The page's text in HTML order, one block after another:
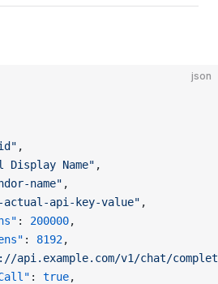
json
,
Display Name" ,
name" ,
actual-api-key-value" ,
: 200000,
: 8192,
api.example.com/v1/chat/
: true,